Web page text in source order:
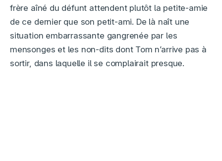
frère aîné du défunt attendent plutôt la petite-amie
de ce dernier que son petit-ami. De là naît une
situation embarrassante gangrenée par les
mensonges et les non-dits dont Tom n’arrive pas à
sortir, dans laquelle il se complairait presque.